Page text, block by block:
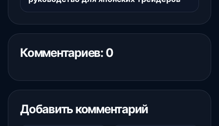
Комментариев: 0
Добавить комментарий